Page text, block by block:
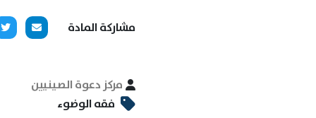
مشاركة المادة
مركز دعوة الصينيين
فقه الوضوء